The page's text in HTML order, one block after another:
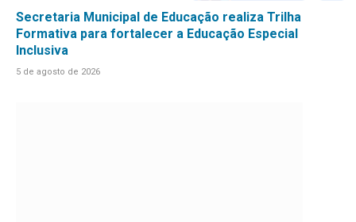
Secretaria Municipal de Educação realiza Trilha
Formativa para fortalecer a Educação Especial
Inclusiva
5 de agosto de 2026